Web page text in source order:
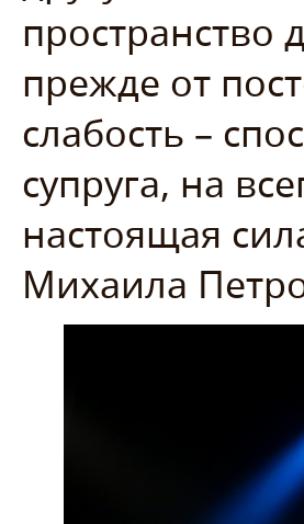
пространство
прежде от
слабость –
супруга, на
настоящая
Михаила